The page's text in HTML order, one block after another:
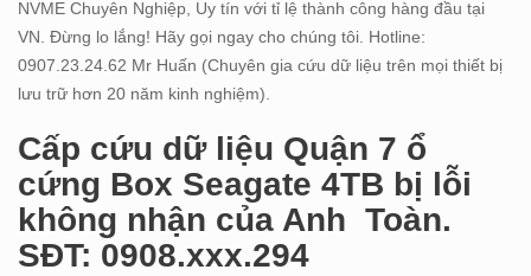
NVME Chuyên Nghiệp, Uy tín với tỉ lệ thành công hàng đầu tại
VN. Đừng lo lắng! Hãy gọi ngay cho chúng tôi. Hotline:
0907.23.24.62 Mr Huấn (Chuyên gia cứu dữ liệu trên mọi thiết bị
lưu trữ hơn 20 năm kinh nghiệm).
Cấp cứu dữ liệu Quận 7 ổ
cứng Box Seagate 4TB bị lỗi
không nhận của Anh Toàn.
SĐT: 0908.xxx.294